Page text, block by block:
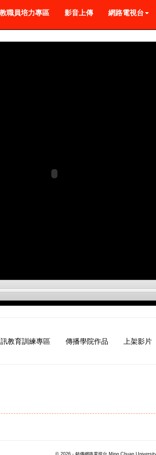
教職員培力專區 影音上傳 網路電視台
教育訓練專區 傳播學院作品 上架影片
© 2026 - 銘傳網路電視台 Ming Chuan